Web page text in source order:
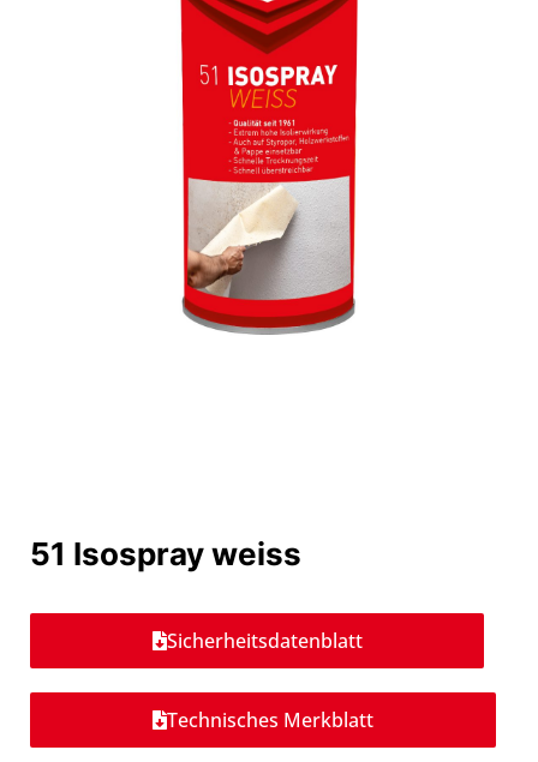
51 Isospray weiss
Sicherheitsdatenblatt
Technisches Merkblatt